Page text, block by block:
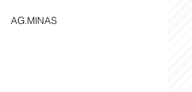
AG.MINAS